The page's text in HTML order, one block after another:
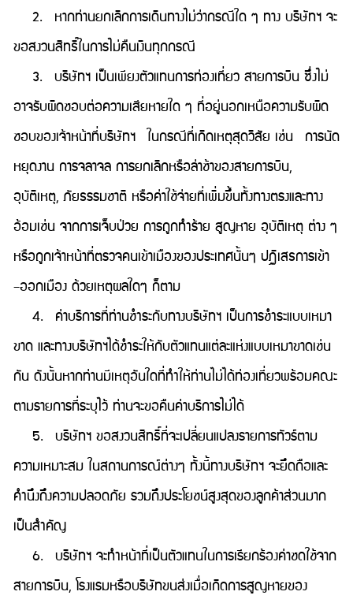
2. หากท่านยกเลิกการเดินทางไม่ว่ากรณีใด ๆ ทาง บริษัทฯ จะ
ขอสงวนสิทธิ์ในการไม่คืนเงินทุกกรณี
3. บริษัทฯ เป็นเพียงตัวแทนการท่องเที่ยว สายการบิน ซึ่งไม่
อาจรับผิดชอบต่อความเสียหายใด ๆ ที่อยู่นอกเหนือความรับผิด
ชอบของเจ้าหน้าที่บริษัทฯ ในกรณีที่เกิดเหตุสุดวิสัย เช่น การนัด
หยุดงาน การจลาจล การยกเลิกหรือล่าช้าของสายการบิน,
อุบัติเหตุ, ภัยธรรมชาติ หรือค่าใช้จ่ายที่เพิ่มขึ้นทั้งทางตรงและทาง
อ้อมเช่น จากการเจ็บป่วย การถูกทำร้าย สูญหาย อุบัติเหตุ ต่าง ๆ
หรือถูกเจ้าหน้าที่ตรวจคนเข้าเมืองของประเทศนั้นๆ ปฏิเสธการเข้า
–ออกเมือง ด้วยเหตุผลใดๆ ก็ตาม
4. ค่าบริการที่ท่านชำระกับทางบริษัทฯ เป็นการชำระแบบเหมา
ขาด และทางบริษัทฯได้ชำระให้กับตัวแทนแต่ละแห่งแบบเหมาขาดเช่น
กัน ดังนั้นหากท่านมีเหตุอันใดที่ทำให้ท่านไม่ได้ท่องเที่ยวพร้อมคณะ
ตามรายการที่ระบุไว้ ท่านจะขอคืนค่าบริการไม่ได้
5. บริษัทฯ ขอสงวนสิทธิ์ที่จะเปลี่ยนแปลงรายการทัวร์ตาม
ความเหมาะสม ในสถานการณ์ต่างๆ ทั้งนี้ทางบริษัทฯ จะยึดถือและ
คำนึงถึงความปลอดภัย รวมถึงประโยชน์สูงสุดของลูกค้าส่วนมาก
เป็นสำคัญ
6. บริษัทฯ จะทำหน้าที่เป็นตัวแทนในการเรียกร้องค่าชดใช้จาก
สายการบิน, โรงแรมหรือบริษัทขนส่งเมื่อเกิดการสูญหายของ